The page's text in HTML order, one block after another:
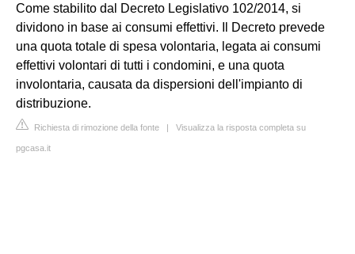
Come stabilito dal Decreto Legislativo 102/2014, si
dividono in base ai consumi effettivi. Il Decreto prevede
una quota totale di spesa volontaria, legata ai consumi
effettivi volontari di tutti i condomini, e una quota
involontaria, causata da dispersioni dell'impianto di
distribuzione.
Richiesta di rimozione della fonte | Visualizza la risposta completa su
pgcasa.it